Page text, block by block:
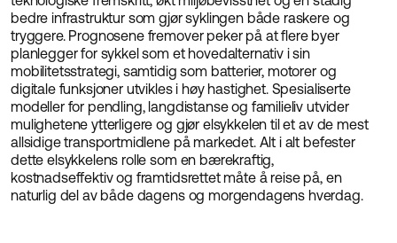
bedre infrastruktur som gjør syklingen både raskere og
tryggere. Prognosene fremover peker på at flere byer
planlegger for sykkel som et hovedalternativ i sin
mobilitetsstrategi, samtidig som batterier, motorer og
digitale funksjoner utvikles i høy hastighet. Spesialiserte
modeller for pendling, langdistanse og familieliv utvider
mulighetene ytterligere og gjør elsykkelen til et av de mest
allsidige transportmidlene på markedet. Alt i alt befester
dette elsykkelens rolle som en bærekraftig,
kostnadseffektiv og framtidsrettet måte å reise på, en
naturlig del av både dagens og morgendagens hverdag.